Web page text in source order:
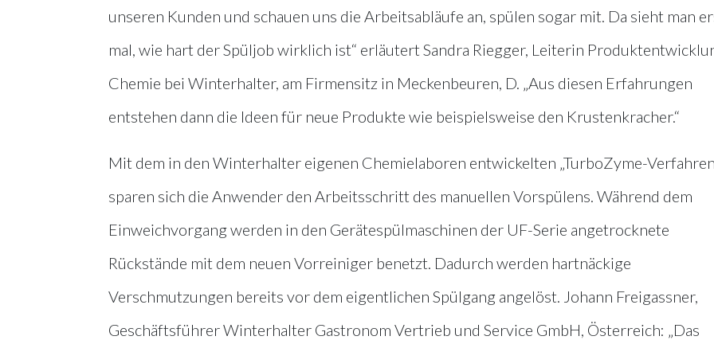
unseren Kunden und schauen uns die Arbeitsabläufe an, spülen sogar mit. Da sieht man
mal, wie hart der Spüljob wirklich ist“ erläutert Sandra Riegger, Leiterin
Chemie bei Winterhalter, am Firmensitz in Meckenbeuren, D. „Aus diesen Erfahrungen
entstehen dann die Ideen für neue Produkte wie beispielsweise den Krustenkracher.“
Mit dem in den Winterhalter eigenen Chemielaboren entwickelten „TurboZyme-
sparen sich die Anwender den Arbeitsschritt des manuellen Vorspülens. Während dem
Einweichvorgang werden in den Gerätespülmaschinen der UF-Serie angetrocknete
Rückstände mit dem neuen Vorreiniger benetzt. Dadurch werden hartnäckige
Verschmutzungen bereits vor dem eigentlichen Spülgang angelöst. Johann Freigassner,
Geschäftsführer Winterhalter Gastronom Vertrieb und Service GmbH, Österreich: „Das